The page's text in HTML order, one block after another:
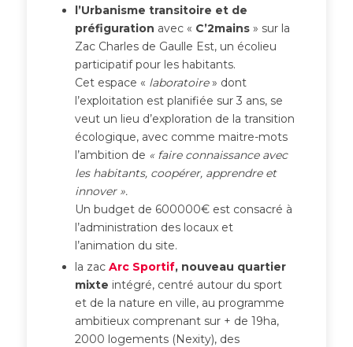
l’Urbanisme transitoire et de
préfiguration avec « C’2mains» sur la
Zac Charles de Gaulle Est, un écolieu
participatif pour les habitants.
Cet espace « laboratoire» dont
l’exploitation est planifiée sur 3 ans, se
veut un lieu d’exploration de la transition
écologique, avec comme maitre-mots
l’ambition de « faire connaissance avec
les habitants, coopérer, apprendre et
innover ».
Un budget de 600000€ est consacré à
l’administration des locaux et
l’animation du site.
la zac Arc Sportif, nouveau quartier
mixte intégré, centré autour du sport
et de la nature en ville, au programme
ambitieux comprenant sur + de 19ha,
2000 logements (Nexity), des